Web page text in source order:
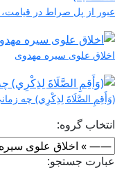
عبور از پل صراط در قیامت،
اخلاق علوی سیره مهدوی
(وَأَقِمِ الصَّلَاةَ لِذِكْرِي) چه
انتخاب گروه:
عبارت جستجو: